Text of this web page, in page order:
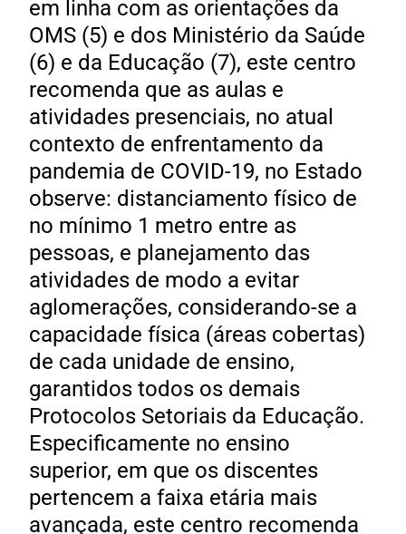
em linha com as orientações da
OMS (5) e dos Ministério da Saúde
(6) e da Educação (7), este centro
recomenda que as aulas e
atividades presenciais, no atual
contexto de enfrentamento da
pandemia de COVID-19, no Estado
observe: distanciamento físico de
no mínimo 1 metro entre as
pessoas, e planejamento das
atividades de modo a evitar
aglomerações, considerando-se a
capacidade física (áreas cobertas)
de cada unidade de ensino,
garantidos todos os demais
Protocolos Setoriais da Educação.
Especificamente no ensino
superior, em que os discentes
pertencem a faixa etária mais
avançada, este centro recomenda